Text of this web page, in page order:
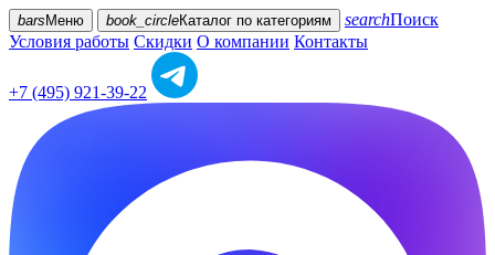
bars Меню book_circleКаталог по категориям searchПоиск
Условия работы Скидки О компании Контакты
+7 (495) 921-39-22